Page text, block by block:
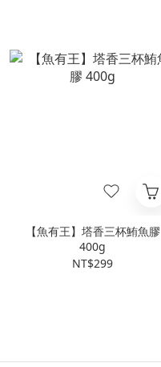
【魚有王】塔香三杯鮪魚膠
400g
NT$299